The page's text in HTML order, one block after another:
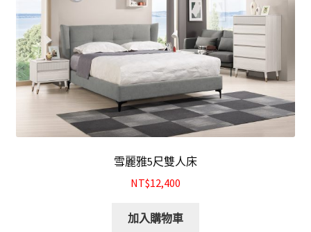
雪麗雅5尺雙人床
NT$12,400
加入購物車